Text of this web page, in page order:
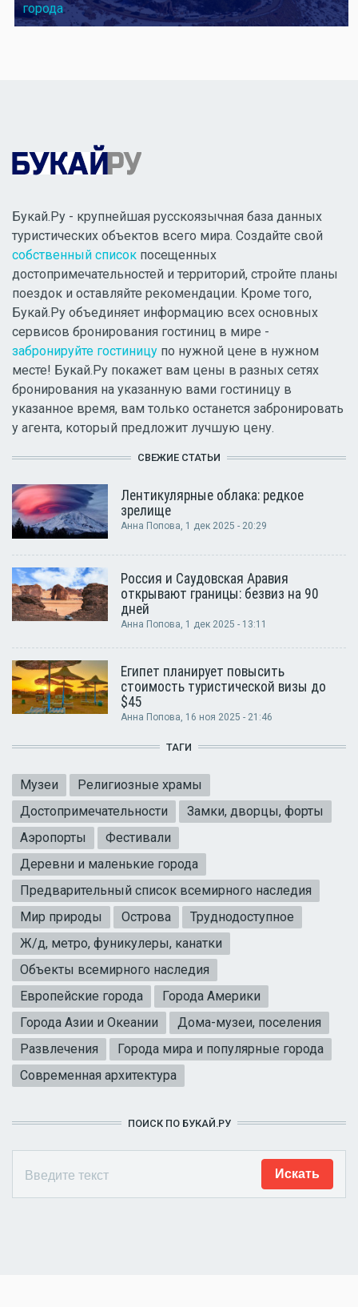
города
Букай.Ру - крупнейшая русскоязычная база данных
туристических объектов всего мира. Создайте свой
собственный список посещенных
достопримечательностей и территорий, стройте планы
поездок и оставляйте рекомендации. Кроме того,
Букай.Ру объединяет информацию всех основных
сервисов бронирования гостиниц в мире -
забронируйте гостиницу по нужной цене в нужном
месте! Букай.Ру покажет вам цены в разных сетях
бронирования на указанную вами гостиницу в
указанное время, вам только останется забронировать
у агента, который предложит лучшую цену.
СВЕЖИЕ СТАТЬИ
Лентикулярные облака: редкое
зрелище
Анна Попова, 1 дек 2025 - 20:29
Россия и Саудовская Аравия
открывают границы: безвиз на 90
дней
Анна Попова, 1 дек 2025 - 13:11
Египет планирует повысить
стоимость туристической визы до
$45
Анна Попова, 16 ноя 2025 - 21:46
ТАГИ
Музеи
Религиозные храмы
Достопримечательности
Замки, дворцы, форты
Аэропорты
Фестивали
Деревни и маленькие города
Предварительный список всемирного наследия
Мир природы
Острова
Труднодоступное
Ж/д, метро, фуникулеры, канатки
Объекты всемирного наследия
Европейские города
Города Америки
Города Азии и Океании
Дома-музеи, поселения
Развлечения
Города мира и популярные города
Современная архитектура
ПОИСК ПО БУКАЙ.РУ